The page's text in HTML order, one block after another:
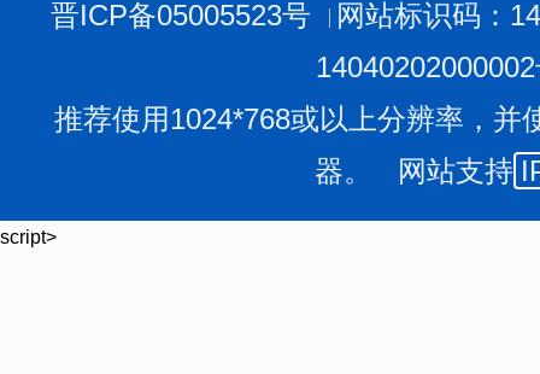
建设项目
长治市餐厨垃圾处置中心
建设项目
晋ICP备05005523号
网站标识码：
推荐使用1024*768或以上分辨率，并
器。 网站支持
script>